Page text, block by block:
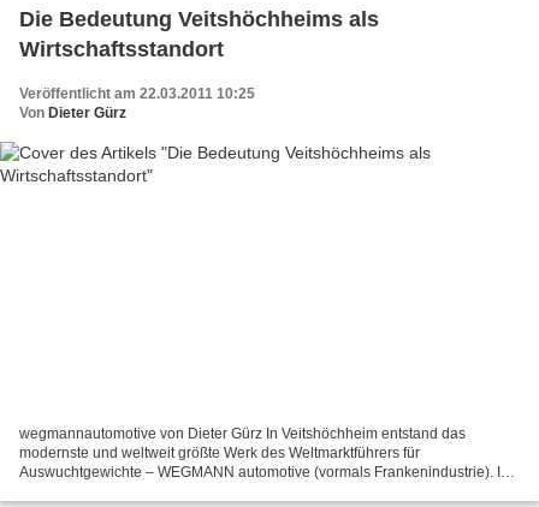
Die Bedeutung Veitshöchheims als
Wirtschaftsstandort
Veröffentlicht am 22.03.2011 10:25
Von Dieter Gürz
wegmannautomotive von Dieter Gürz In Veitshöchheim entstand das
modernste und weltweit größte Werk des Weltmarktführers für
Auswuchtgewichte – WEGMANN automotive (vormals Frankenindustrie). In